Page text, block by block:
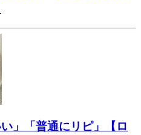
」「普通にリピ」【ロ